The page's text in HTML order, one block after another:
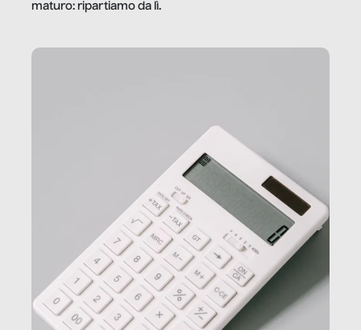
maturo: ripartiamo da lì.